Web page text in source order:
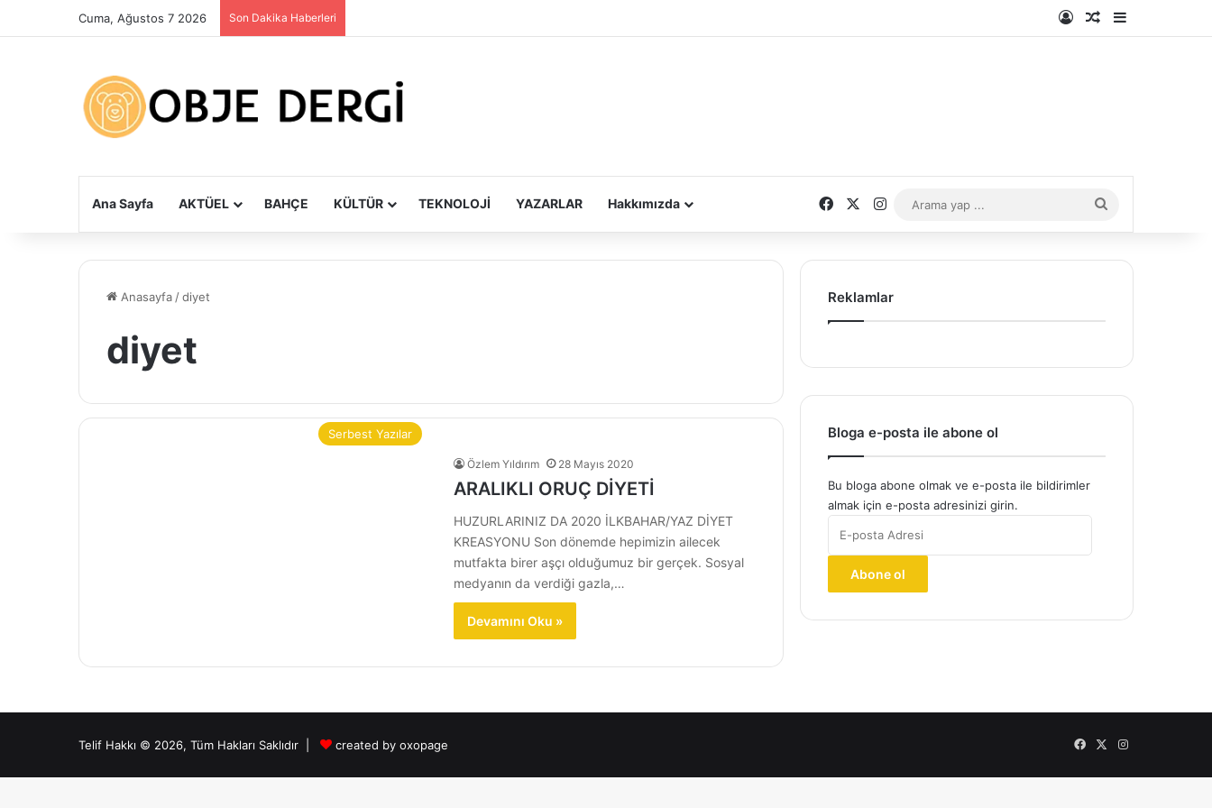
Cuma, Ağustos 7 2026 Son Dakika Haberleri Kayıt OlRastgele Makale
Kenar
Ana Sayfa AKTÜEL BAHÇE KÜLTÜR TEKNOLOJİ YAZARLAR Hakkımızda FacebookInstagram
yap
Anasayfa /diyet
diyet
Serbest Yazılar
Özlem Yıldırım 28 Mayıs 2020
ARALIKLI ORUÇ DİYETİ
HUZURLARINIZ DA 2020 İLKBAHAR/YAZ DİYET
KREASYONU Son dönemde hepimizin ailecek
mutfakta birer aşçı olduğumuz bir gerçek. Sosyal
medyanın da verdiği gazla,…
Devamını Oku »
Reklamlar
Bloga e-posta ile abone ol
Bu bloga abone olmak ve e-posta ile bildirimler
almak için e-posta adresinizi girin.
posta
Abone ol
Telif Hakkı © 2026, Tüm Hakları Saklıdır | created by oxopage Facebook
X Instagram